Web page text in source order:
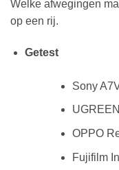
Welke afwegingen
op een rij.
Getest
Sony
OPPO
Fujifilm